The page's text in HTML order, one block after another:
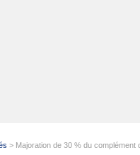
> Majoration de 30 % du complément